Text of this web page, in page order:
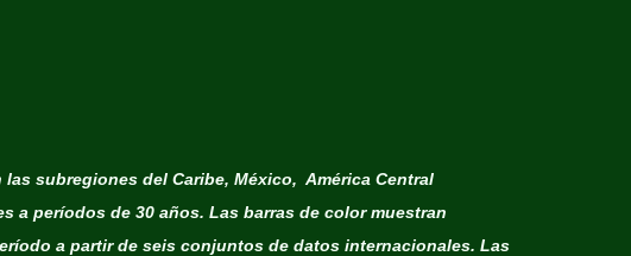
subregiones del Caribe, México,  América Central
a períodos de 30 años. Las barras de color muestran
a partir de seis conjuntos de datos internacionales. Las